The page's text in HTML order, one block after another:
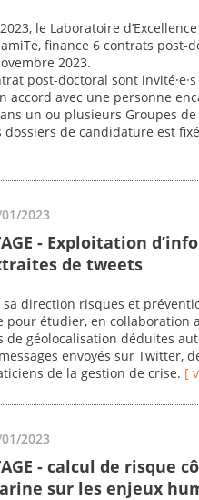
le Laboratoire
finance 6 contrats
2023.
post-doctoral sont
accord avec une personne
un ou plusieurs Groupes
dossiers de candidature est
2023
- Exploitation
de tweets
sa direction risques et
pour étudier, en collaboration
géolocalisation déduites
envoyés sur Twitter,
de la gestion de crise. [
2023
- calcul de risque
sur les enjeux